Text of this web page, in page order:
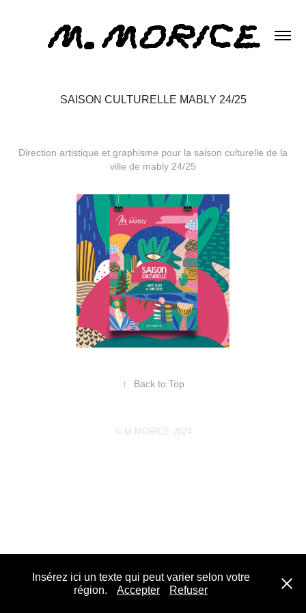
SAISON CULTURELLE MABLY 24/25
Direction artistique et graphisme pour la saison culturelle de la
ville de mably 24/25
↑ Back to Top
© M.MORICE 2024
Insérez ici un texte qui peut varier selon votre
région.
Accepter Refuser